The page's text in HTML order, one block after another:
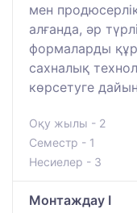
мен
алғанда, әр
формаларды
сахналық
көрсетуге
Оқу жылы - 2
Семестр - 1
Несиелер - 3
Монтаждау I